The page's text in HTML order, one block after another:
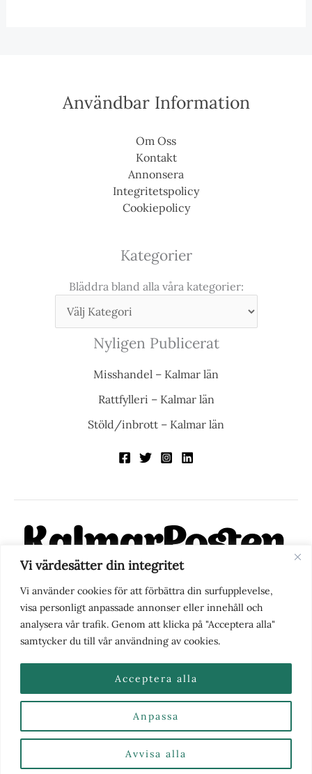
Vi värdesätter din integritet
Vi använder cookies för att förbättra din surfupplevelse,
visa personligt anpassade annonser eller innehåll och
analysera vår trafik. Genom att klicka på "Acceptera alla"
samtycker du till vår användning av cookies.
Anpassa
Avvisa alla
Acceptera alla
Användbar Information
Om Oss
Kontakt
Annonsera
Integritetspolicy
Cookiepolicy
Kategorier
Bläddra bland alla våra kategorier:
Nyligen Publicerat
Misshandel – Kalmar län
Rattfylleri – Kalmar län
Stöld/inbrott – Kalmar län
KalmarPosten är en modern lokalnyhetstidning på nätet. Med
fokus på Kalmarregionen, men också med blick för det större
perspektivet, vill vi vara din självklara kanal för nyheter,
berättelser och engagemang. KalmarPosten grundades 1988 och
fick nya ägare 2025.
Nyhetstips eller frågor?Kontakta oss
2026 | Kalmarposten.se |Se alla Kategorier & Ämnen
här